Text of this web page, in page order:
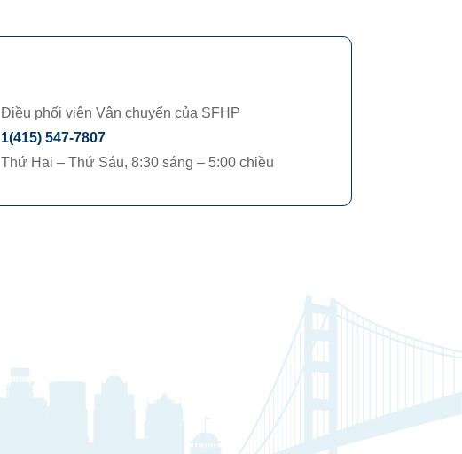
Điều phối viên Vận chuyển của SFHP
1(415) 547-7807
Thứ Hai – Thứ Sáu, 8:30 sáng – 5:00 chiều